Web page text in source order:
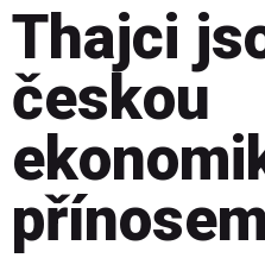
Thajci
českou
přínosem